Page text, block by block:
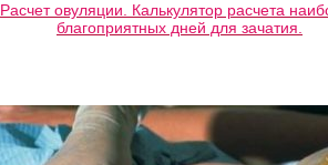
Расчет овуляции. Калькулятор расчета
благоприятных дней для зачатия.